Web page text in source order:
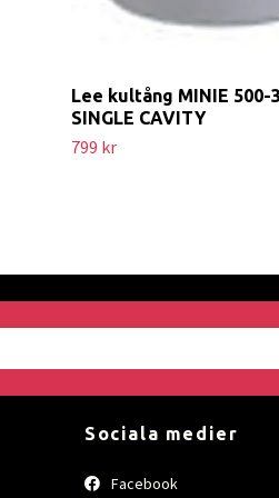
Lee kultång MINIE 500-
SINGLE CAVITY
799 kr
Sociala medier
Facebook